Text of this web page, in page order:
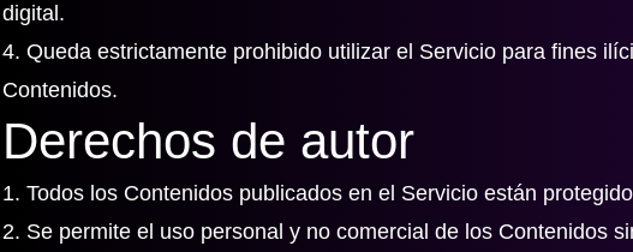
digital.
4. Queda estrictamente prohibido utilizar el Servicio para fines
Contenidos.
Derechos de autor
1. Todos los Contenidos publicados en el Servicio están
2. Se permite el uso personal y no comercial de los Contenidos